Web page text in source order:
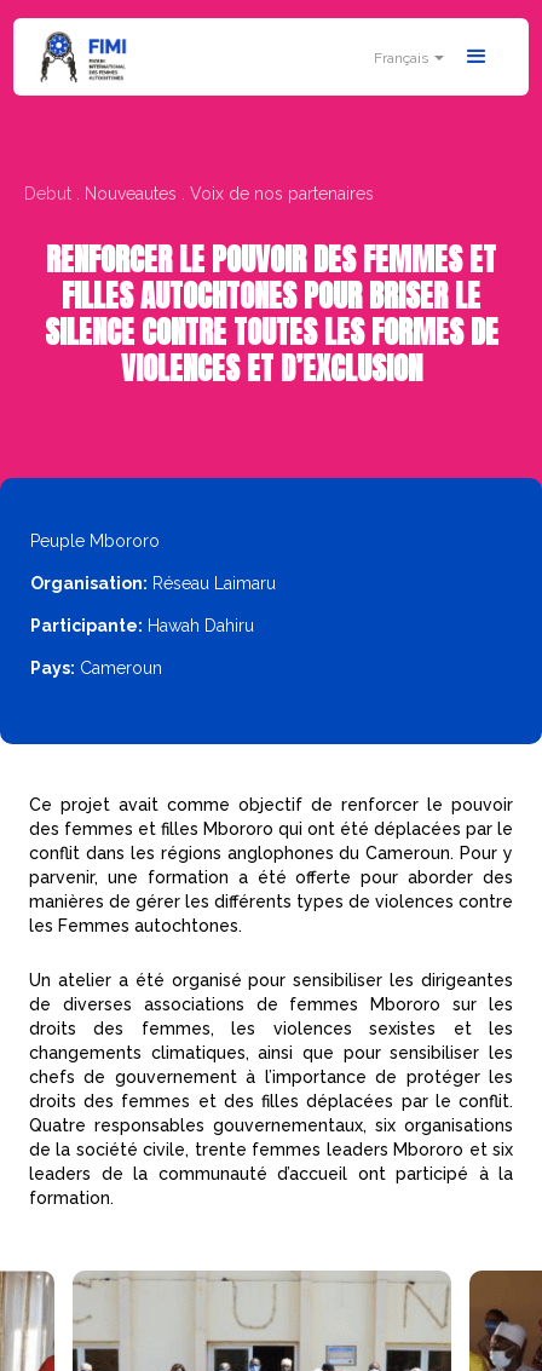
Français
Debut . Nouveautes . Voix de nos partenaires
RENFORCER LE POUVOIR DES FEMMES ET
FILLES AUTOCHTONES POUR BRISER LE
SILENCE CONTRE TOUTES LES FORMES DE
VIOLENCES ET D’EXCLUSION
Peuple Mbororo
Organisation: Réseau Laimaru
Participante: Hawah Dahiru
Pays: Cameroun
Ce projet avait comme objectif de renforcer le pouvoir
des femmes et filles Mbororo qui ont été déplacées par le
conflit dans les régions anglophones du Cameroun. Pour y
parvenir, une formation a été offerte pour aborder des
manières de gérer les différents types de violences contre
les Femmes autochtones.
Un atelier a été organisé pour sensibiliser les dirigeantes
de diverses associations de femmes Mbororo sur les
droits des femmes, les violences sexistes et les
changements climatiques, ainsi que pour sensibiliser les
chefs de gouvernement à l’importance de protéger les
droits des femmes et des filles déplacées par le conflit.
Quatre responsables gouvernementaux, six organisations
de la société civile, trente femmes leaders Mbororo et six
leaders de la communauté d’accueil ont participé à la
formation.